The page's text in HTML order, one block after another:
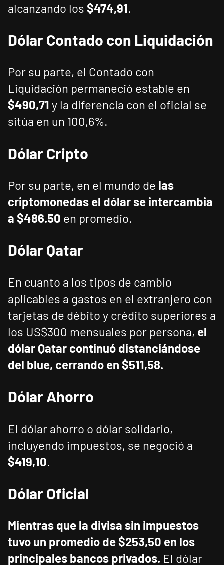
alcanzando los $474,91.
Dólar Contado con Liquidación
Por su parte, el Contado con
Liquidación permaneció estable en
$490,71 y la diferencia con el oficial se
sitúa en un 100,6%.
Dólar Cripto
Por su parte, en el mundo de las
criptomonedas el dólar se intercambia
a $486.50 en promedio.
Dólar Qatar
En cuanto a los tipos de cambio
aplicables a gastos en el extranjero con
tarjetas de débito y crédito superiores a
los US$300 mensuales por persona, el
dólar Qatar continuó distanciándose
del blue, cerrando en $511,58.
Dólar Ahorro
El dólar ahorro o dólar solidario,
incluyendo impuestos, se negoció a
$419,10.
Dólar Oficial
Mientras que la divisa sin impuestos
tuvo un promedio de $253,50 en los
principales bancos privados. El dólar